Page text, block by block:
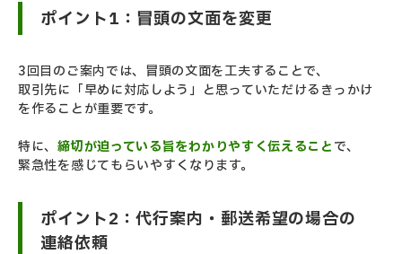
ポイント1：冒頭の文面を変更
3回目のご案内では、冒頭の文面を工夫することで、
取引先に「早めに対応しよう」と思っていただけるきっかけ
を作ることが重要です。
特に、締切が迫っている旨をわかりやすく伝えることで、
緊急性を感じてもらいやすくなります。
ポイント2：代行案内・郵送希望の場合の
連絡依頼